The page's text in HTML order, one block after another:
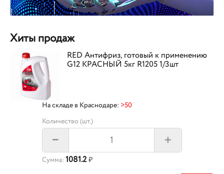
Хиты продаж
RED Антифриз, готовый к применению
G12 КРАСНЫЙ 5кг R1205 1/3шт
На складе в Краснодаре: >50
Количество (шт.)
– +
Сумма: 1081.2₽